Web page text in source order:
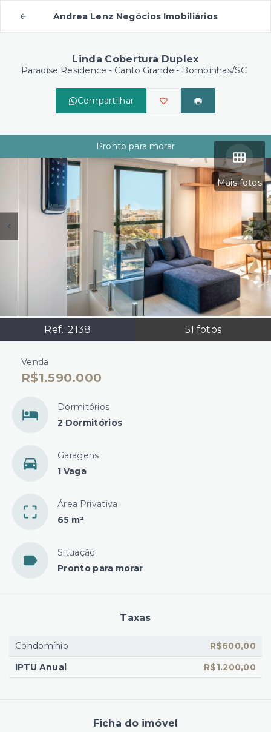
Andrea Lenz Negócios Imobiliários
Linda Cobertura Duplex
Paradise Residence - Canto Grande - Bombinhas/SC
Compartilhar
Mais fotos
Ref.: 2138 51 fotos
Pronto para morar
Venda
R$1.590.000
Dormitórios
2 Dormitórios
Garagens
1 Vaga
Área Privativa
65 m²
Situação
Pronto para morar
Taxas
Condomínio
R$600,00
IPTU Anual
R$1.200,00
Ficha do imóvel